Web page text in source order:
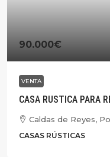
90.000€
VENTA
CASA RUSTICA PARA
Caldas de Reyes,
CASAS RÚSTICAS